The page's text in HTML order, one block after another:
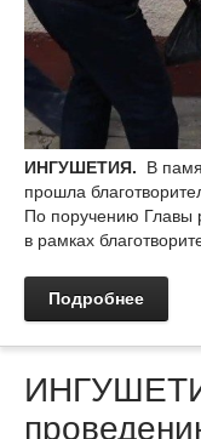
ИНГУШЕТИЯ.
В
прошла
По поручению Главы
в рамках
Подробнее